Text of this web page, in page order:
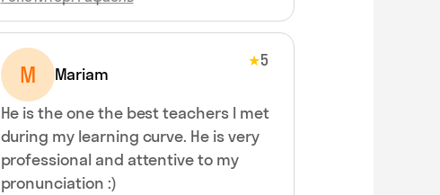
M Mariam
★5
He is the one the best teachers I met
during my learning curve. He is very
professional and attentive to my
pronunciation :)